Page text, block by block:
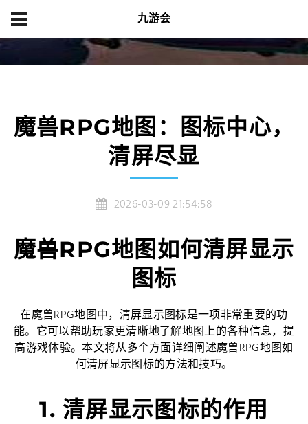
九游会
首页
魔兽RPG地图：图标中心，
清屏尽显
2026-03-09 21:54:58
魔兽RPG地图如何清屏显示
图标
在魔兽RPG地图中，清屏显示图标是一项非常重要的功
能。它可以帮助玩家更清晰地了解地图上的各种信息，提
高游戏体验。本文将从多个方面详细阐述魔兽RPG地图如
何清屏显示图标的方法和技巧。
1. 清屏显示图标的作用